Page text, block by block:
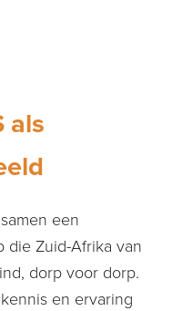
als
een
die Zuid-Afrika van
dorp voor dorp.
en ervaring